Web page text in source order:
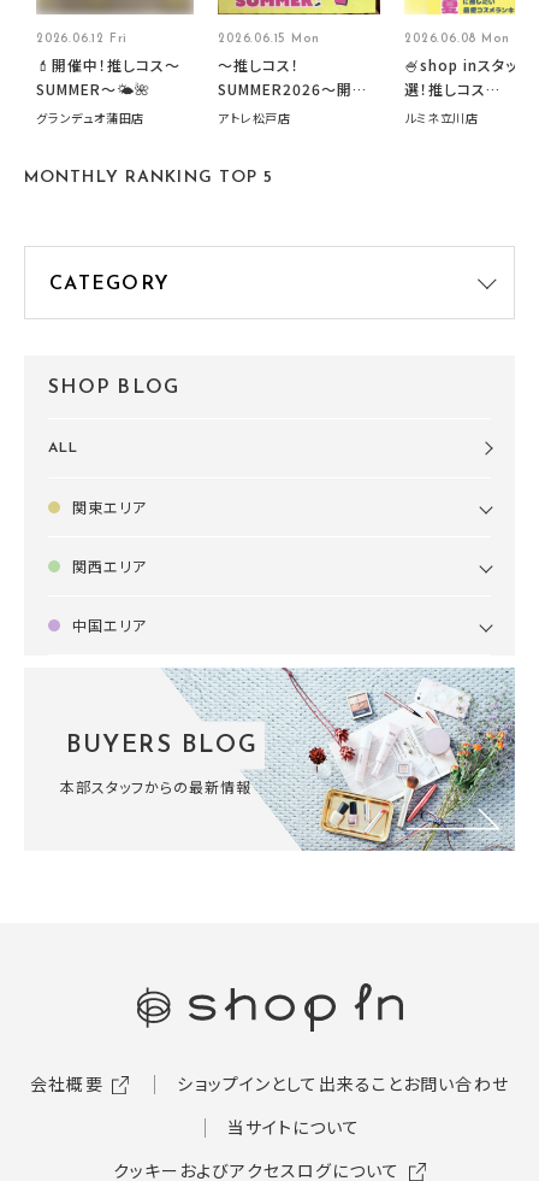
2026.06.12 Fri
💄開催中！推しコス〜
SUMMER〜🌤️🌺
グランデュオ蒲田店
2026.06.15 Mon
～推しコス！
SUMMER2026～開催
中です！
アトレ松戸店
2026.06.08 Mon
🍧shop inスタッフ
選！推しコス
summer2026開催
ルミネ立川店
MONTHLY RANKING TOP 5
SHOP BLOG
ALL
関東エリア
関西エリア
中国エリア
BUYERS BLOG
本部スタッフからの最新情報
会社概要 ショップインとして出来ることお問い合わせ
当サイトについて
クッキーおよびアクセスログについて